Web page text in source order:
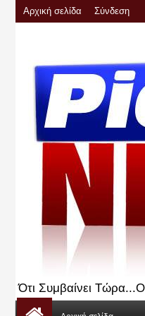
Αρχική σελίδα Σύνδεση
Ότι Συμβαίνει